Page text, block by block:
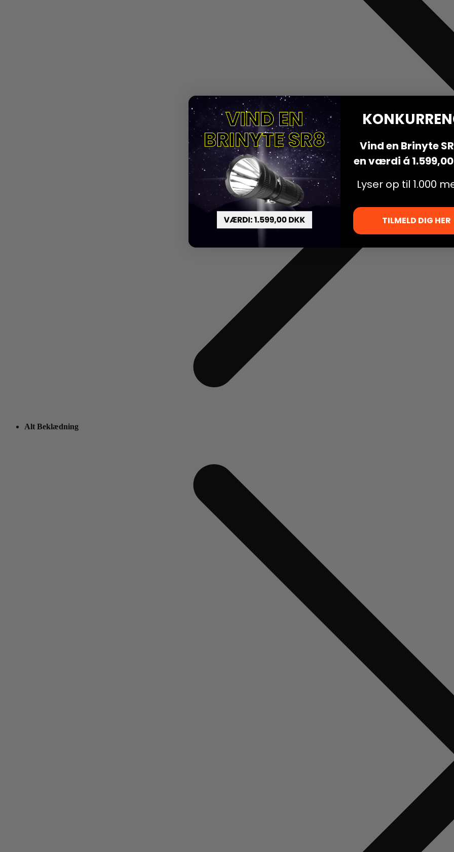
Alt Beklædning
Vind en Brinyte
en værdi á 1.599,00
Lyser op til 1.000
TILMELD DIG HER